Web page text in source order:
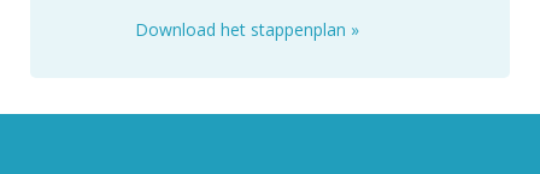
Download het stappenplan »